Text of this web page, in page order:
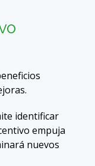
identificar
empuja
nuevos